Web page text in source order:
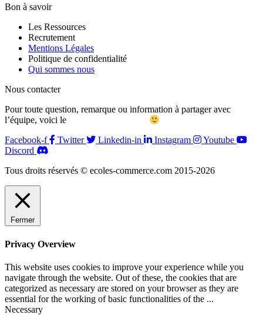
Bon à savoir
Les Ressources
Recrutement
Mentions Légales
Politique de confidentialité
Qui sommes nous
Nous contacter
Pour toute question, remarque ou information à partager avec
l’équipe, voici le
Facebook-f
Twitter Linkedin-in Instagram
Youtube
Discord
Tous droits réservés © ecoles-commerce.com 2015-2026
Fermer
Privacy Overview
This website uses cookies to improve your experience while you
navigate through the website. Out of these, the cookies that are
categorized as necessary are stored on your browser as they are
essential for the working of basic functionalities of the ...
Necessary